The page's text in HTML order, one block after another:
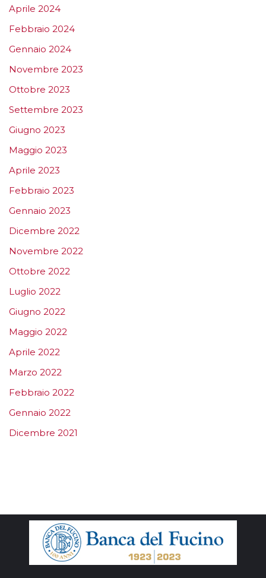
Aprile 2024
Febbraio 2024
Gennaio 2024
Novembre 2023
Ottobre 2023
Settembre 2023
Giugno 2023
Maggio 2023
Aprile 2023
Febbraio 2023
Gennaio 2023
Dicembre 2022
Novembre 2022
Ottobre 2022
Luglio 2022
Giugno 2022
Maggio 2022
Aprile 2022
Marzo 2022
Febbraio 2022
Gennaio 2022
Dicembre 2021